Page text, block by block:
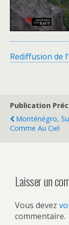
Rediffusion de
Publication
Monténégro,
Comme Au Ciel
Laisser un
Vous devez
commentaire.